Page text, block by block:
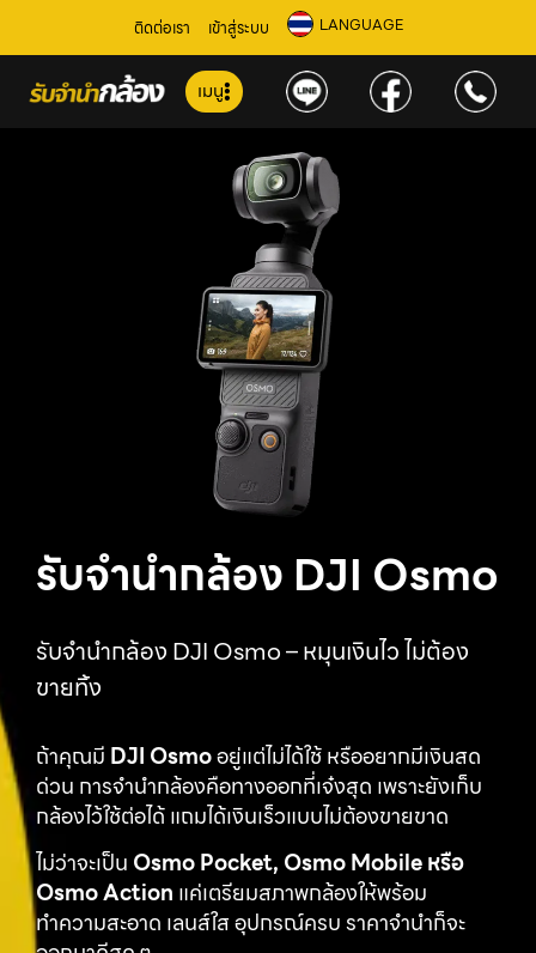
ติดต่อเรา เข้าสู่ระบบ LANGUAGE
เมนู
รับจำนำกล้อง DJI Osmo
รับจำนำกล้อง DJI Osmo – หมุนเงินไว ไม่ต้อง
ขายทิ้ง
ถ้าคุณมี DJI Osmoอยู่แต่ไม่ได้ใช้ หรืออยากมีเงินสด
ด่วน การจำนำกล้องคือทางออกที่เจ๋งสุด เพราะยังเก็บ
กล้องไว้ใช้ต่อได้ แถมได้เงินเร็วแบบไม่ต้องขายขาด
ไม่ว่าจะเป็น Osmo Pocket, Osmo Mobile หรือ
Osmo Action แค่เตรียมสภาพกล้องให้พร้อม
ทำความสะอาด เลนส์ใส อุปกรณ์ครบ ราคาจำนำก็จะ